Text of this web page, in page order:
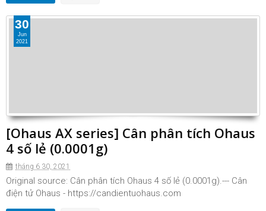
[Ohaus AX series] Cân phân tích Ohaus
4 số lẻ (0.0001g)
tháng 6 30, 2021
Original source: Cân phân tích Ohaus 4 số lẻ (0.0001g).--- Cân
điện tử Ohaus - https://candientuohaus.com
30
Jun
2021